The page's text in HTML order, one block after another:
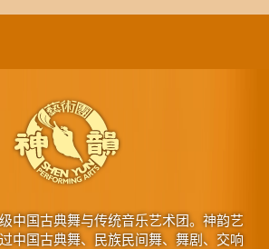
中国古典舞与传统音乐艺术团。神韵艺
中国古典舞、民族民间舞、舞剧、交响